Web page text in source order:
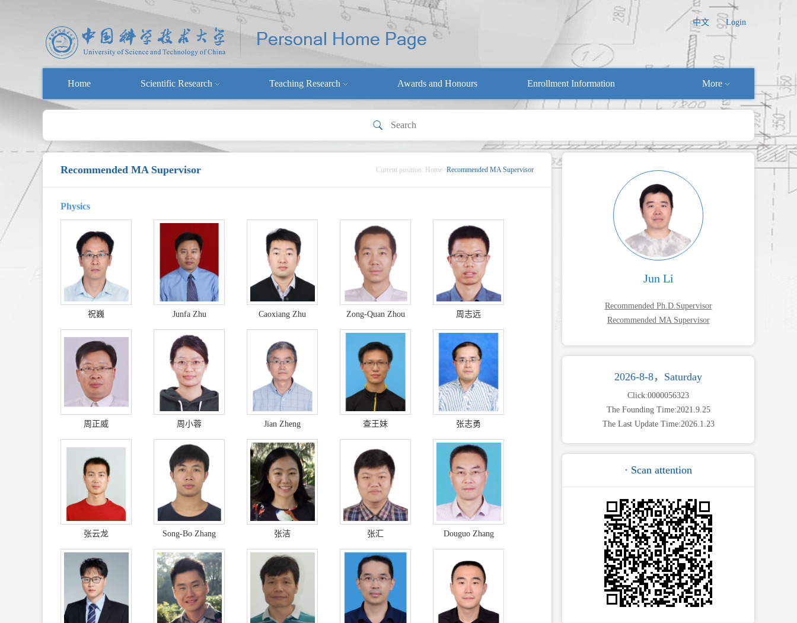
中文 Login
Home Scientific Research Teaching Research Awards and Honours Enrollment Information More
Jun Li
Recommended Ph.D.Supervisor
Recommended MA Supervisor
2026-8-8，Saturday
Click:0000056323
The Founding Time:2021.9.25
The Last Update Time:2026.1.23
· Scan attention
Recommended MA Supervisor Current position: Home>Recommended MA Supervisor
Physics
祝巍 Junfa Zhu Caoxiang Zhu Zong-Quan Zhou 周志远
周正威 周小蓉 Jian Zheng 查王妹 张志勇
张云龙 Song-Bo Zhang 张洁 张汇 Douguo Zhang